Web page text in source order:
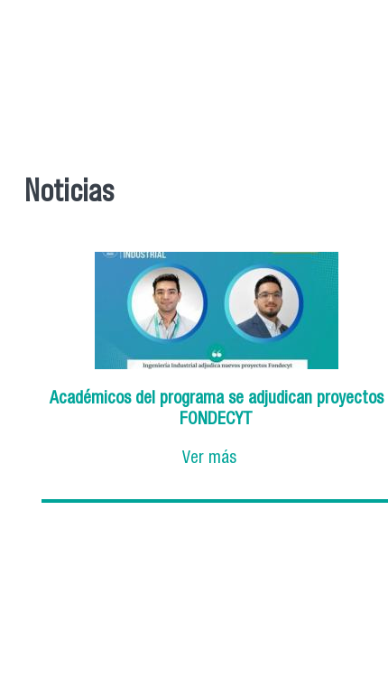
Noticias
Académicos del programa se adjudican proyectos
FONDECYT
Ver más